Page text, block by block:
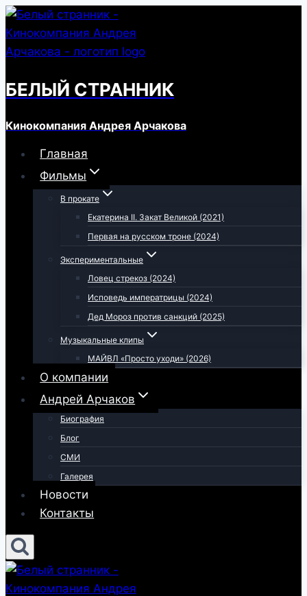
Перейти
к
содержимому
БЕЛЫЙ СТРАННИК
Кинокомпания Андрея Арчакова
Главная
Фильмы
В прокате
Екатерина II. Закат Великой (2021)
Первая на русском троне (2024)
Экспериментальные
Ловец стрекоз (2024)
Исповедь императрицы (2024)
Дед Мороз против санкций (2025)
Музыкальные клипы
МАЙВЛ «Просто уходи» (2026)
О компании
Андрей Арчаков
Биография
Блог
СМИ
Галерея
Новости
Контакты